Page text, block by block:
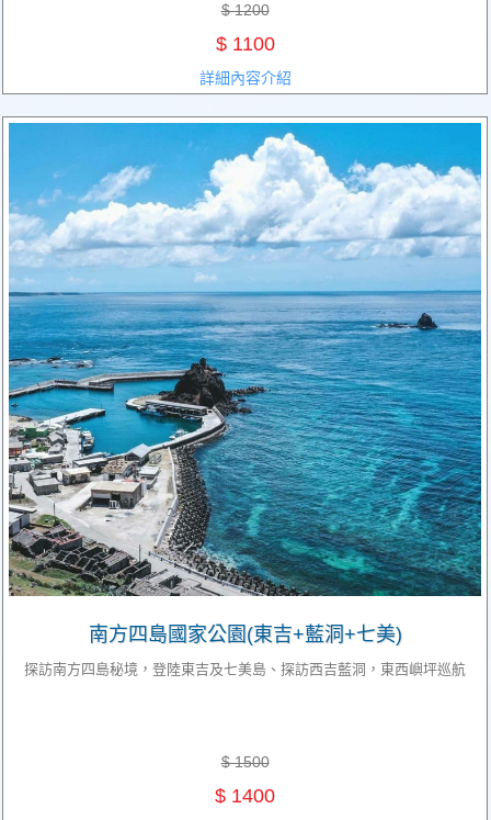
$ 1200
$ 1100
詳細內容介紹
南方四島國家公園(東吉+藍洞+七美)
探訪南方四島秘境，登陸東吉及七美島、探訪西吉藍洞，東西嶼坪巡航
$ 1500
$ 1400